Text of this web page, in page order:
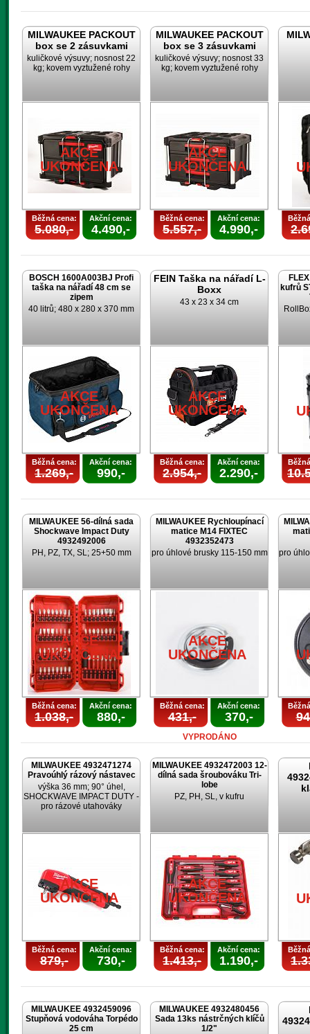
MILWAUKEE PACKOUT
box se 2 zásuvkami
kuličkové výsuvy; nosnost 22
kg; kovem vyztužené rohy
AKCE
UKONČENA
Běžná cena:
5.080,-
Akční cena:
4.490,-
MILWAUKEE PACKOUT
box se 3 zásuvkami
kuličkové výsuvy; nosnost 33
kg; kovem vyztužené rohy
AKCE
UKONČENA
Běžná cena:
5.557,-
Akční cena:
4.990,-
BOSCH 1600A003BJ Profi
taška na nářadí 48 cm se
zipem
40 litrů; 480 x 280 x 370 mm
AKCE
UKONČENA
Běžná cena:
1.269,-
Akční cena:
990,-
FEIN Taška na nářadí L-
Boxx
43 x 23 x 34 cm
AKCE
UKONČENA
Běžná cena:
2.954,-
Akční cena:
2.290,-
kufrů
MILWAUKEE 56-dílná sada
Shockwave Impact Duty
4932492006
PH, PZ, TX, SL; 25+50 mm
AKCE
UKONČENA
Běžná cena:
1.038,-
Akční cena:
880,-
MILWAUKEE Rychloupínací
matice M14 FIXTEC
4932352473
pro úhlové brusky 115-150 mm
AKCE
UKONČENA
Běžná cena:
431,-
Akční cena:
370,-
VYPRODÁNO
pro
MILWAUKEE 4932471274
Pravoúhlý rázový nástavec
výška 36 mm; 90° úhel,
SHOCKWAVE IMPACT DUTY -
pro rázové utahováky
AKCE
UKONČENA
Běžná cena:
879,-
Akční cena:
730,-
MILWAUKEE 4932472003 12-
dílná sada šroubováku Tri-
lobe
PZ, PH, SL, v kufru
AKCE
UKONČENA
Běžná cena:
1.413,-
Akční cena:
1.190,-
MILWAUKEE 4932459096
Stupňová vodováha Torpédo
25 cm
MILWAUKEE 4932480456
Sada 13ks nástrčných klíčů
1/2"